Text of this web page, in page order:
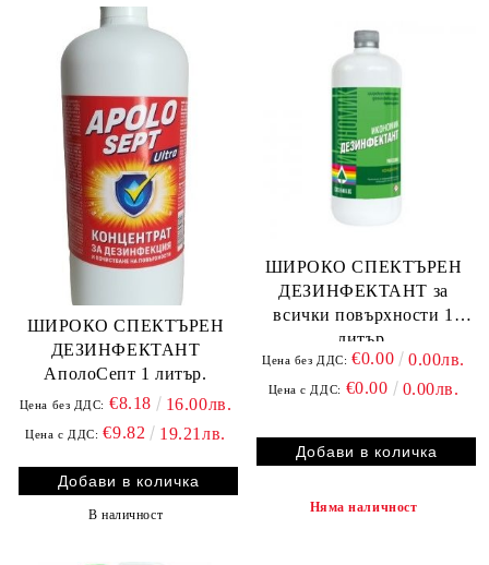
ШИРОКО СПЕКТЪРЕН
ДЕЗИНФЕКТАНТ
АполоСепт 1 литър.
Цена без ДДС: €8.18 16.00лв.
Цена с ДДС: €9.82 19.21лв.
В наличност
ШИРОКО СПЕКТЪРЕН
ДЕЗИНФЕКТАНТ за
всички повърхности 1
литър.
Цена без ДДС: €0.00 0.00лв.
Цена с ДДС: €0.00 0.00лв.
Няма наличност